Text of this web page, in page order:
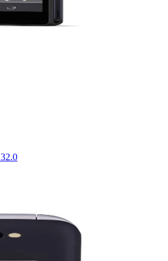
32.0